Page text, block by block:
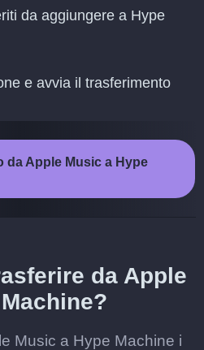
da aggiungere a Hype
e avvia il trasferimento
da Apple Music a Hype
da Apple
Music a Hype Machine i